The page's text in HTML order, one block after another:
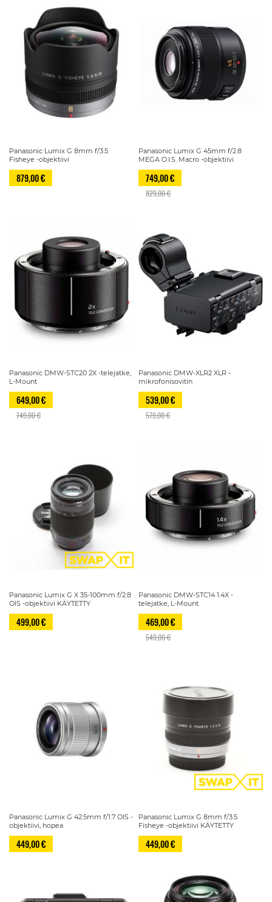
Panasonic Lumix G 8mm f/3.5
Fisheye -objektiivi
879,00 €
Panasonic Lumix G 45mm f/2.8
MEGA O.I.S. Macro -objektiivi
749,00 €
829,00 €
Panasonic DMW-STC20 2X -telejatke,
L-Mount
649,00 €
749,00 €
Panasonic DMW-XLR2 XLR -
mikrofonisovitin
539,00 €
579,00 €
Panasonic Lumix G X 35-100mm f/2.8
OIS -objektiivi KÄYTETTY
499,00 €
Panasonic DMW-STC14 1.4X -
telejatke, L-Mount
469,00 €
549,00 €
Panasonic Lumix G 42.5mm f/1.7 OIS -
objektiivi, hopea
449,00 €
Panasonic Lumix G 8mm f/3.5
Fisheye -objektiivi KÄYTETTY
449,00 €